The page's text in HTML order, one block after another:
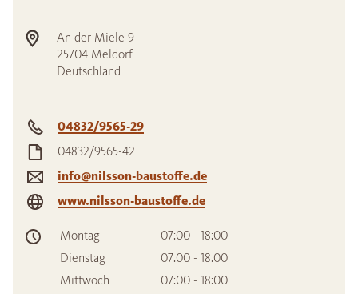
An der Miele 9
25704 Meldorf
Deutschland
04832/9565-29
04832/9565-42
info@nilsson-baustoffe.de
www.nilsson-baustoffe.de
Montag
07:00 - 18:00
Dienstag
07:00 - 18:00
Mittwoch
07:00 - 18:00